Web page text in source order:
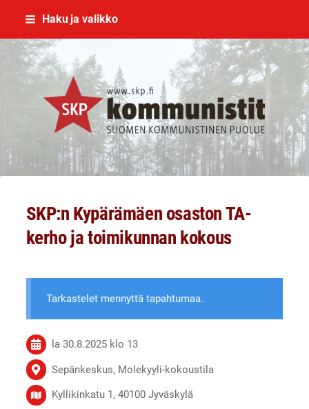
Siirry
sisältöön
Haku ja valikko
SKP Jyväskylä
SKP:n Kypärämäen osaston TA-
kerho ja toimikunnan kokous
Tarkastelet mennyttä tapahtumaa.
la 30.8.2025 klo 13
Sepänkeskus, Molekyyli-kokoustila
Kyllikinkatu 1, 40100 Jyväskylä